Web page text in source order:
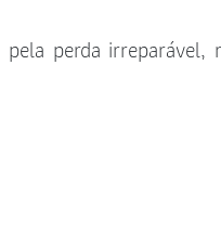
perda irreparável,